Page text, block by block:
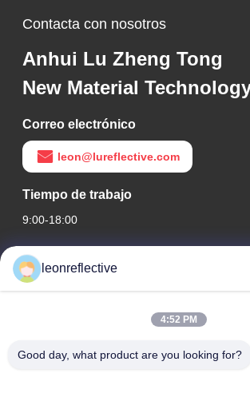
Contacta con nosotros
Anhui Lu Zheng Tong
New Material
Correo electrónico
leon@lureflective.com
Tiempo de trabajo
9:00-18:00
Nuestra dirección
Dirección de la empresa
Huayi, Zona de Alta Tecnología, Hefei, Anhui,
Dirección de la fábrica
leonreflective
4:52 PM
Good day, what product are you looking for?